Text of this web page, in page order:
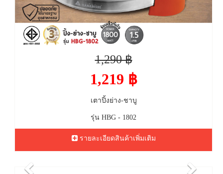
1,290 ฿
1,219 ฿
เตาปิ้งย่าง-ชาบู
รุ่น HBG - 1802
รายละเอียดสินค้าเพิ่มเติม